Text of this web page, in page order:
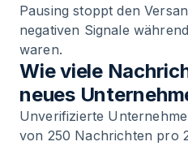
Pausing stoppt den
negativen Signale
waren.
Wie viele
neues
Unverifizierte
von 250 Nachrichten pro